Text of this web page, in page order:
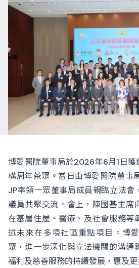
博愛醫院董事局於2026年6月1日獲
構周年茶聚。當日由博愛醫院董事
JP率領一眾董事局成員親臨立法會
議員共聚交流。會上，陳國基主席
在基層住屋、醫療、及社會服務等
述未來在多項社區重點項目。博
聚，進一步深化與立法機關的溝通
福利及慈善服務的持續發展，惠及